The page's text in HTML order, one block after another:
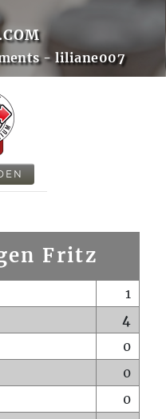
- liliane007
Fritz
1
4
0
0
0